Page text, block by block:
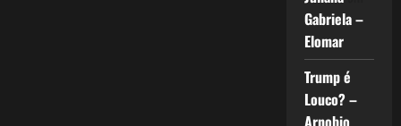
Gabriela –
Elomar
Trump é
Louco? –
Arnobio